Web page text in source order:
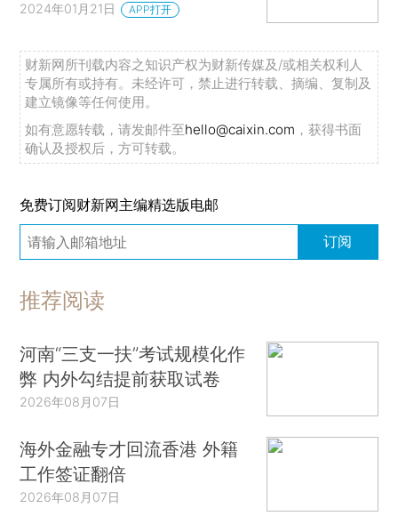
2024年01月21日 APP打开
财新网所刊载内容之知识产权为财新传媒及/或相关权利人
专属所有或持有。未经许可，禁止进行转载、摘编、复制及
建立镜像等任何使用。
如有意愿转载，请发邮件至hello@caixin.com ，获得书面
确认及授权后，方可转载。
免费订阅财新网主编精选版电邮
订阅
推荐阅读
河南“三支一扶”考试规模化作
弊 内外勾结提前获取试卷
2026年08月07日
海外金融专才回流香港 外籍
工作签证翻倍
2026年08月07日